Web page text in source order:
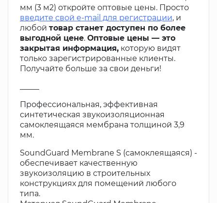
мм (3 м2) откройте оптовые цены. Просто
введите свой e-mail для регистрации, и
любой товар станет доступен по более
выгодной цене. Оптовые цены — это
закрытая информация, которую видят
только зарегистрированные клиенты.
Получайте больше за свои деньги!
Профессиональная, эффективная
синтетическая звукоизоляционная
самоклеящаяся мембрана толщиной 3,9
мм.
SoundGuard Membrane S (самоклеящаяся) -
обеспечивает качественную
звукоизоляцию в строительных
конструкциях для помещений любого
типа.